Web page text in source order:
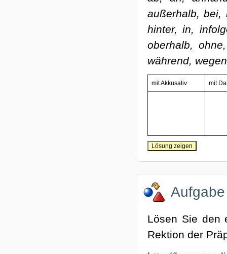
außerhalb, bei,
hinter, in,
oberhalb,
während,
mit Akkusativ mit
Lösen Sie den
Rektion der